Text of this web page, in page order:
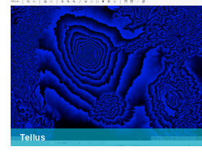
Tellus